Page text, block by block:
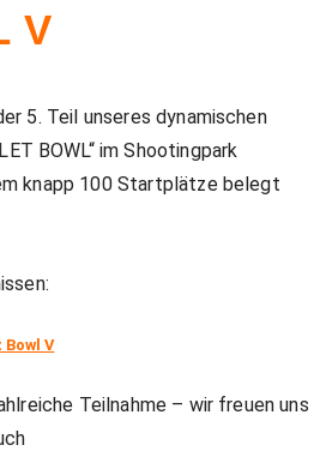
Sicherheitszulassung
Training
TRAINING
V
5. Teil unseres dynamischen
BOWL“ im Shootingpark
knapp 100 Startplätze belegt
V
Teilnahme – wir freuen uns